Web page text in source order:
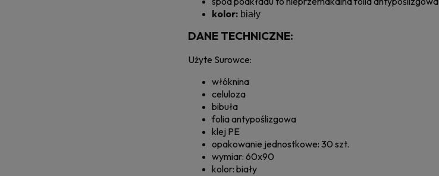
kolor: biały
DANE TECHNICZNE:
Użyte Surowce:
włóknina
celuloza
bibuła
folia antypoślizgowa
klej PE
opakowanie jednostkowe: 30 szt.
wymiar: 60x90
kolor: biały